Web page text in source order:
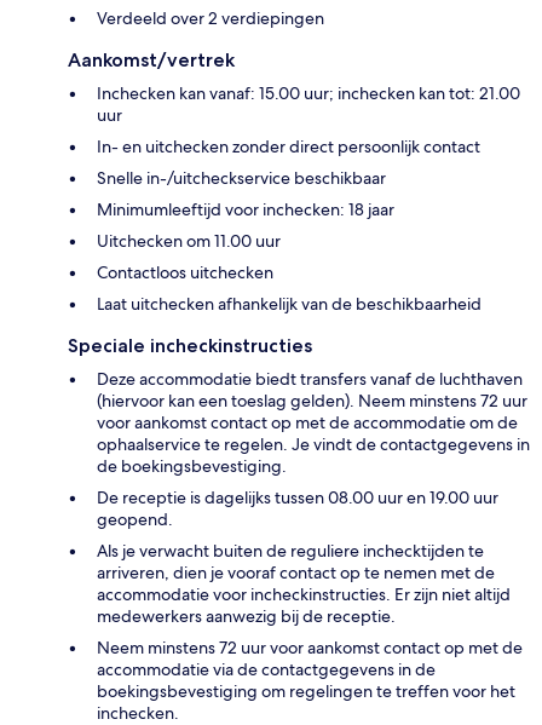
Verdeeld over 2 verdiepingen
Aankomst/vertrek
Inchecken kan vanaf: 15.00 uur; inchecken kan tot: 21.00
uur
In- en uitchecken zonder direct persoonlijk contact
Snelle in-/uitcheckservice beschikbaar
Minimumleeftijd voor inchecken: 18 jaar
Uitchecken om 11.00 uur
Contactloos uitchecken
Laat uitchecken afhankelijk van de beschikbaarheid
Speciale incheckinstructies
Deze accommodatie biedt transfers vanaf de luchthaven
(hiervoor kan een toeslag gelden). Neem minstens 72 uur
voor aankomst contact op met de accommodatie om de
ophaalservice te regelen. Je vindt de contactgegevens in
de boekingsbevestiging.
De receptie is dagelijks tussen 08.00 uur en 19.00 uur
geopend.
Als je verwacht buiten de reguliere inchecktijden te
arriveren, dien je vooraf contact op te nemen met de
accommodatie voor incheckinstructies. Er zijn niet altijd
medewerkers aanwezig bij de receptie.
Neem minstens 72 uur voor aankomst contact op met de
accommodatie via de contactgegevens in de
boekingsbevestiging om regelingen te treffen voor het
inchecken.